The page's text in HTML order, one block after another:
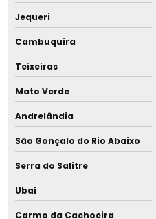
Tira leite duplo
Tira leite duplo para hospital
Tira leite eme
Tira leite evolute
Tira leite g tech
Tira leite hospitalar
Tira leite materno hospitalar
Jequeri
Cambuquira
Teixeiras
Mato Verde
Andrelândia
São Gonçalo do Rio Abaixo
Serra do Salitre
Ubaí
Carmo da Cachoeira